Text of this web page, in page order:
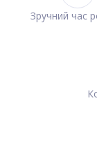
Зручний час